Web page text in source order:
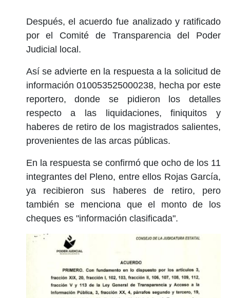
Después, el acuerdo fue analizado y ratificado
por el Comité de Transparencia del Poder
Judicial local.
Así se advierte en la respuesta a la solicitud de
información 010053525000238, hecha por este
reportero, donde se pidieron los detalles
respecto a las liquidaciones, finiquitos y
haberes de retiro de los magistrados salientes,
provenientes de las arcas públicas.
En la respuesta se confirmó que ocho de los 11
integrantes del Pleno, entre ellos Rojas García,
ya recibieron sus haberes de retiro, pero
también se menciona que el monto de los
cheques es "información clasificada".